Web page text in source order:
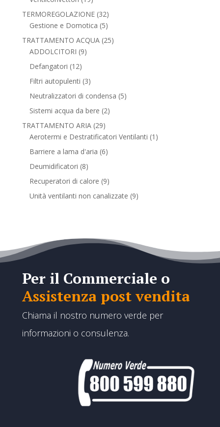
prodotti
TERMOREGOLAZIONE 3232
prodotti
Gestione e Domotica 55
prodotti
TRATTAMENTO ACQUA 2525
ADDOLCITORI 99
Defangatori 1212
prodotti
Filtri autopulenti 33
prodotti
Neutralizzatori di condensa 55
Sistemi acqua da bere 22
TRATTAMENTO ARIA 2929
prodotti
Aerotermi e Destratificatori Ventilanti 1 1
Barriere a lama d'aria 66
Deumidificatori 88
prodotti
Recuperatori di calore 99
prodotti
Unità ventilanti non canalizzate 99
Per il Commerciale o
Assistenza post vendita
Chiama il nostro numero verde per
informazioni o consulenza.